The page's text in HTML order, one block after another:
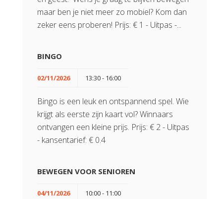
maar ben je niet meer zo mobiel? Kom dan
zeker eens proberen! Prijs: € 1 - Uitpas -...
BINGO
02/11/2026 13:30 - 16:00
Bingo is een leuk en ontspannend spel. Wie
krijgt als eerste zijn kaart vol? Winnaars
ontvangen een kleine prijs. Prijs: € 2 - Uitpas
- kansentarief: € 0.4
BEWEGEN VOOR SENIOREN
04/11/2026 10:00 - 11:00